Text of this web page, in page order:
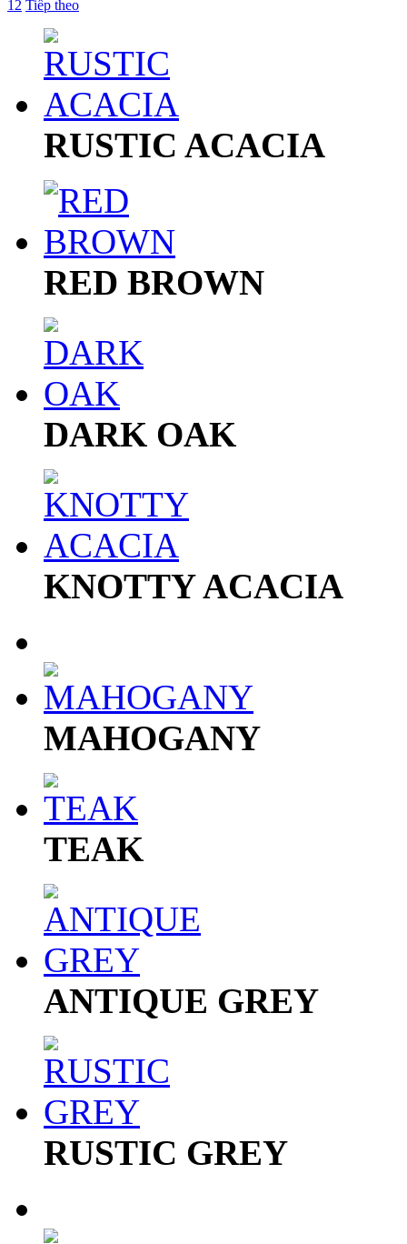
1 2 Tiếp theo
RUSTIC ACACIA
RED BROWN
DARK OAK
KNOTTY ACACIA
MAHOGANY
TEAK
ANTIQUE GREY
RUSTIC GREY